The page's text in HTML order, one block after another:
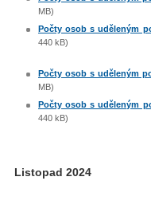
MB)
Počty osob s uděleným
440 kB)
Počty osob s uděleným
MB)
Počty osob s uděleným
440 kB)
Listopad 2024